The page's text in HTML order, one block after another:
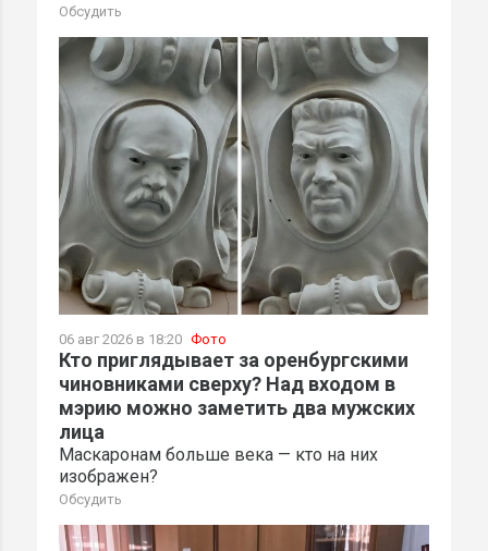
Обсудить
06 авг 2026 в 18:20 Фото
Кто приглядывает за оренбургскими
чиновниками сверху? Над входом в
мэрию можно заметить два мужских
лица
Маскаронам больше века — кто на них
изображен?
Обсудить